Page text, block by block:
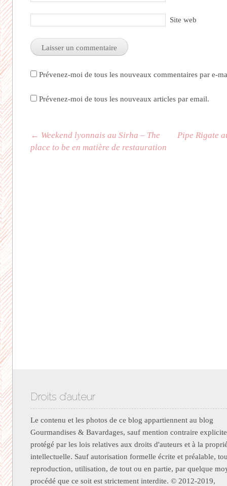
Site web
Prévenez-moi de tous les nouveaux commentaires par e-
Prévenez-moi de tous les nouveaux articles par email.
Navigation des articles
← Weekend lyonnais au Sirha – The
place to be en matière de restauration
Pipe Rigate
Droits d’auteur
Le contenu et les photos de ce blog appartiennent au blog
Gourmandises & Bavardages, sauf mention contraire
protégé par les lois relatives aux droits d'auteurs et à la
intellectuelle. Sauf autorisation formelle écrite et préalable,
reproduction, utilisation, de tout ou en partie, par quelque
procédé que ce soit est strictement interdite. © 2012-2019,